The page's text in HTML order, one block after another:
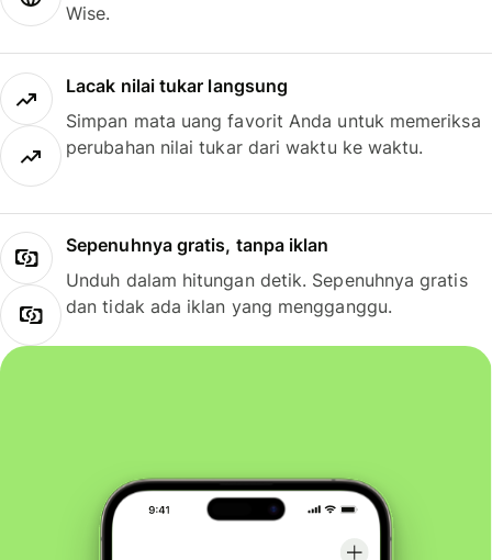
Wise.
Lacak nilai tukar langsung
Simpan mata uang favorit Anda untuk memeriksa
perubahan nilai tukar dari waktu ke waktu.
Sepenuhnya gratis, tanpa iklan
Unduh dalam hitungan detik. Sepenuhnya gratis
dan tidak ada iklan yang mengganggu.